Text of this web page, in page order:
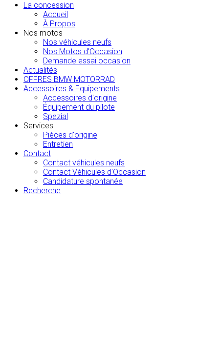
La concession
Accueil
À Propos
Nos motos
Nos véhicules neufs
Nos Motos d'Occasion
Demande essai occasion
Actualités
OFFRES BMW MOTORRAD
Accessoires & Equipements
Accessoires d'origine
Équipement du pilote
Spezial
Services
Pièces d'origine
Entretien
Contact
Contact véhicules neufs
Contact Véhicules d'Occasion
Candidature spontanée
Recherche